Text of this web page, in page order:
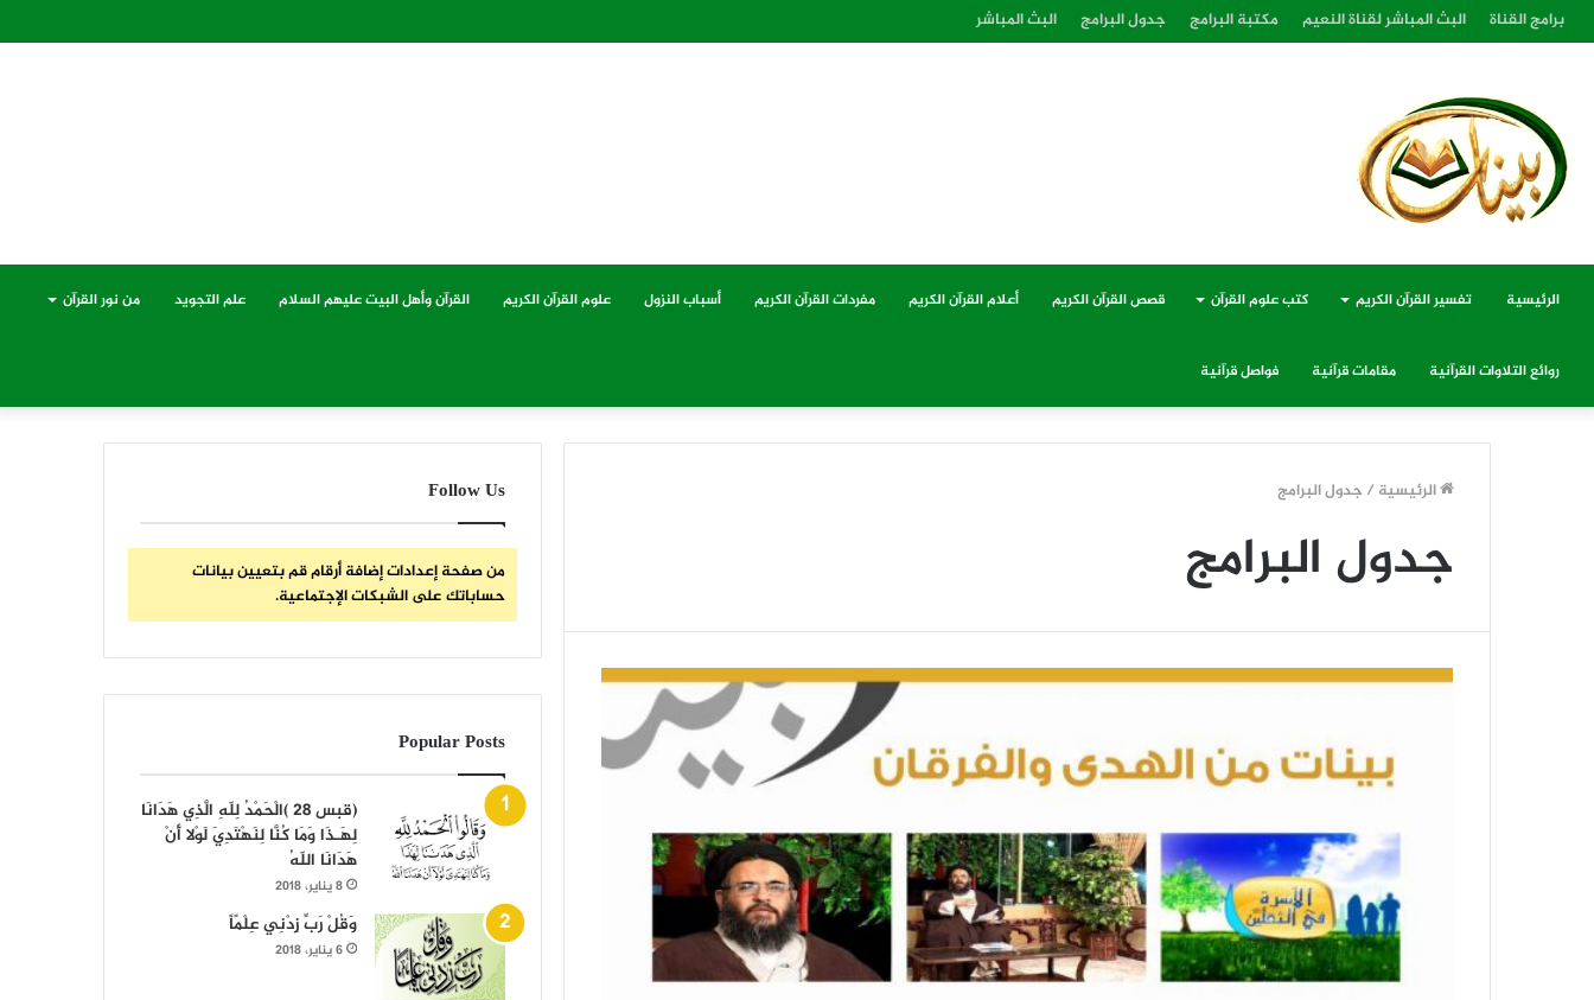
برامج القناة البث المباشر لقناة النعيم مكتبة البرامج جدول البرامج البث المباشر
الرئيسية تفسير القرآن الكريم كتب علوم القرآن قصص القرآن الكريم أعلام القرآن الكريم مفردات القرآن الكريم أسباب النزول علوم القرآن الكريم القرآن وأهل البيت عليهم السلام علم التجويد من نور القرآن
روائع التلاوات القرآنية مقامات قرآنية فواصل قرآنية
الرئيسية / جدول البرامج
جدول البرامج
Follow Us
من صفحة إعدادات إضافة أرقام قم بتعيين بيانات
حساباتك على الشبكات الإجتماعية.
Popular Posts
(قبس 28 )الْحَمْدُ لِلّهِ الَّذِي هَدَانَا
لِهَـذَا وَمَا كُنَّا لِنَهْتَدِيَ لَوْلا أَنْ
هَدَانَا اللّهُ
8 يناير، 2018
وَقُلْ رَبِّ زِدْنِي عِلْمًاً
6 يناير، 2018